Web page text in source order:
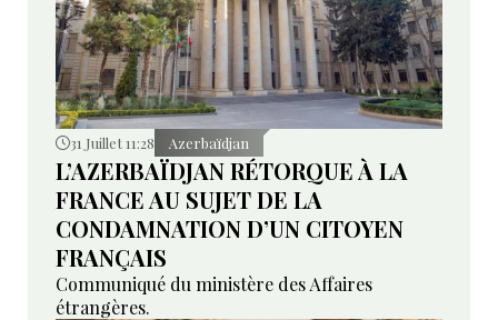
31 Juillet 11:28 Azerbaïdjan
L’AZERBAÏDJAN RÉTORQUE À LA
FRANCE AU SUJET DE LA
CONDAMNATION D’UN CITOYEN
FRANÇAIS
Communiqué du ministère des Affaires
étrangères.